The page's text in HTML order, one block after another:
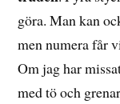
göra. Man kan
men numera får
Om jag har
med tö och